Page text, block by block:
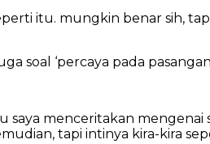
itu. mungkin benar sih,
soal ‘percaya pada
saya menceritakan
tapi intinya kira-kira